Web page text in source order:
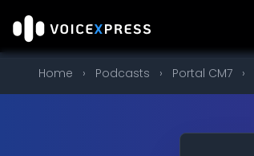
Home › Podcasts › Portal CM7 ›